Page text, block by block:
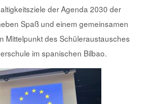
der Agenda 2030 der
Spaß und einem gemeinsamen
Mittelpunkt des Schüleraustausches
im spanischen Bilbao.